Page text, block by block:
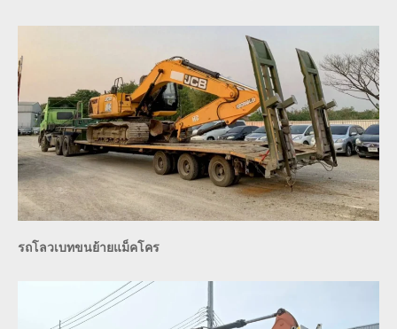
ยาว
รถโลวเบทขนย้ายแม็คโคร